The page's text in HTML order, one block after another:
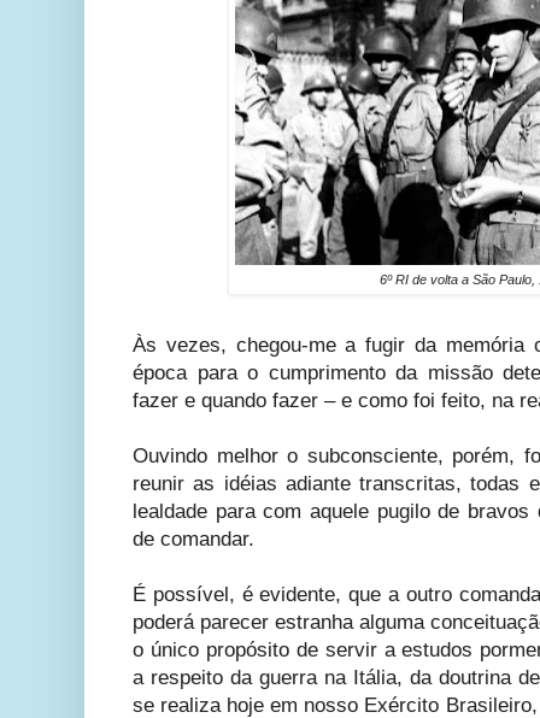
6º RI de volta a São Paulo,
Às vezes, chegou-me a fugir da memória
época para o cumprimento da missão
fazer e quando fazer – e como foi feito, na
Ouvindo melhor o subconsciente, porém,
reunir as idéias adiante transcritas, todas
lealdade para com aquele pugilo de
de comandar.
É possível, é evidente, que a outro
poderá parecer estranha alguma
o único propósito de servir a estudos
a respeito da guerra na Itália, da doutrina
se realiza hoje em nosso Exército